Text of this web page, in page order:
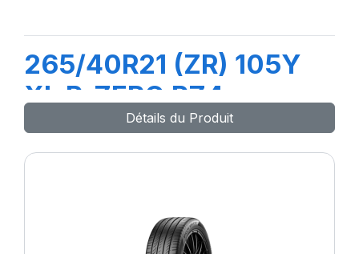
265/40R21 (ZR) 105Y
XL P-ZERO PZ4 ncs
(BL)
Détails du Produit